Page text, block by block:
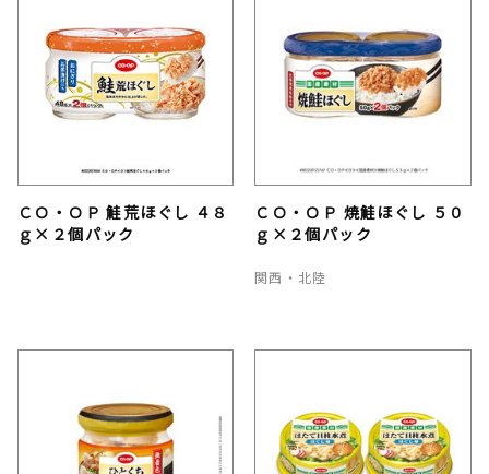
ＣＯ・ＯＰ 鮭荒ほぐし ４８
ｇ×２個パック
ＣＯ・ＯＰ 焼鮭ほぐし ５０
ｇ×２個パック
関西・北陸